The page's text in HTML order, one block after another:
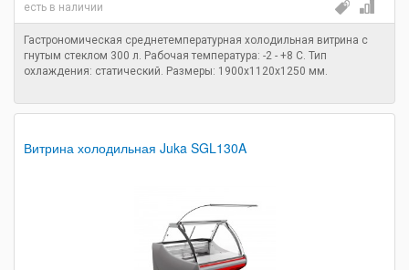
есть в наличии
Гастрономическая среднетемпературная холодильная витрина с
гнутым стеклом 300 л. Рабочая температура: -2 - +8 C. Тип
охлаждения: статический. Размеры: 1900х1120х1250 мм.
Витрина холодильная Juka SGL130A